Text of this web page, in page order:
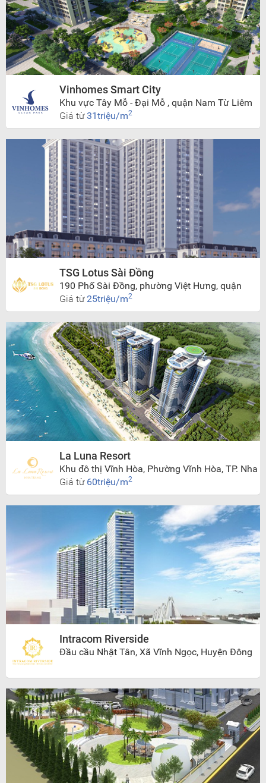
Vinhomes Smart City
Khu vực Tây Mỗ - Đại Mỗ , quận Nam Từ Liêm
Giá từ31triệu/m2
TSG Lotus Sài Đồng
190 Phố Sài Đồng, phường Việt Hưng, quận
Long Biên, Tp.Hà Nội
Giá từ 25triệu/m2
La Luna Resort
Khu đô thị Vĩnh Hòa, Phường Vĩnh Hòa, TP. Nha
Trang
Giá từ 60triệu/m2
Intracom Riverside
Đầu cầu Nhật Tân, Xã Vĩnh Ngọc, Huyện Đông